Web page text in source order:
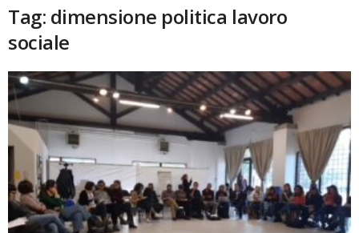
Tag: dimensione politica lavoro
sociale